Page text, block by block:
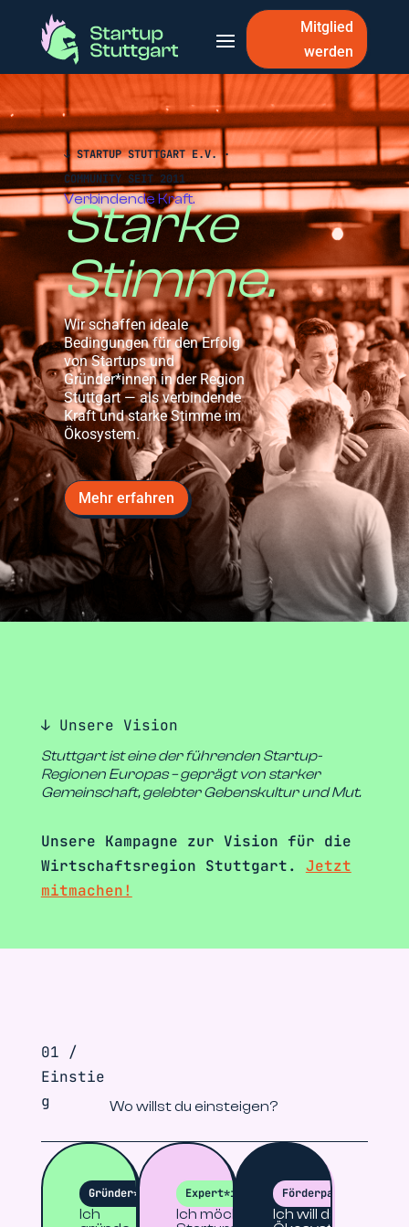
Mitglied
werden
↓ STARTUP STUTTGART E.V. ·
COMMUNITY SEIT 2011
Verbindende Kraft.
Starke
Stimme.
Wir schaffen ideale
Bedingungen für den Erfolg
von Startups und
Gründer*innen in der Region
Stuttgart — als verbindende
Kraft und starke Stimme im
Ökosystem.
Mehr erfahren
↓ Unsere Vision
Stuttgart ist eine der führenden Startup-
Regionen Europas – geprägt von starker
Gemeinschaft, gelebter Gebenskultur und Mut.
Unsere Kampagne zur Vision für die
Wirtschaftsregion Stuttgart. Jetzt
mitmachen!
01 /
Einstie
g
Wo willst du einsteigen?
Gründer*innen
Ich
Expert*innen
Ich möchte
Förderpartner
Ich will das